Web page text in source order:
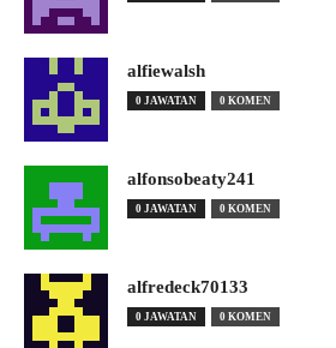
alfiewalsh
0 JAWATAN 0 KOMEN
alfonsobeaty241
0 JAWATAN 0 KOMEN
alfredeck70133
0 JAWATAN 0 KOMEN